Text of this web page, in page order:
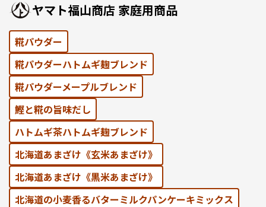
ヤマト福⼭商店 家庭⽤商品
糀パウダー
糀パウダーハトムギ麹ブレンド
糀パウダーメープルブレンド
鰹と糀の旨味だし
ハトムギ茶ハトムギ麹ブレンド
北海道あまざけ《⽞⽶あまざけ》
北海道あまざけ《黒⽶あまざけ》
北海道の⼩⻨⾹るバターミルクパンケーキミックス